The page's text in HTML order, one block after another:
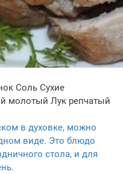
Соль Сухие
молотый Лук репчатый
в духовке, можно
виде. Это блюдо
стола, и для